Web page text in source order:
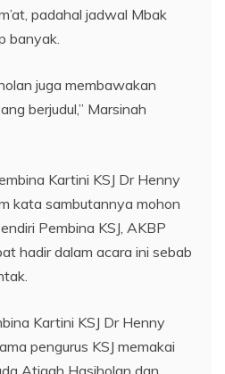
padahal jadwal Mbak
banyak.
juga membawakan
berjudul,” Marsinah
Kartini KSJ Dr Henny
kata sambutannya mohon
Pembina KSJ, AKBP
hadir dalam acara ini sebab
Kartini KSJ Dr Henny
pengurus KSJ memakai
Atiqah Hasiholan dan